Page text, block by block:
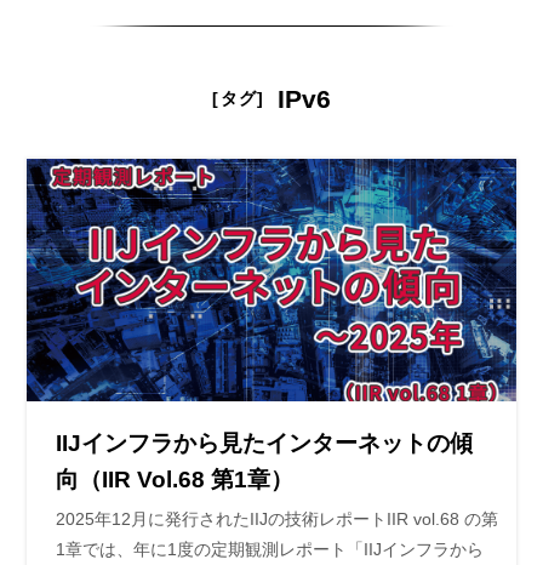
[タグ] IPv6
IIJインフラから見たインターネットの傾
向（IIR Vol.68 第1章）
2025年12月に発行されたIIJの技術レポートIIR vol.68 の第
1章では、年に1度の定期観測レポート「IIJインフラから